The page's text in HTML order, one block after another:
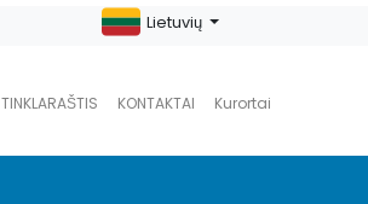
TINKLARAŠTIS KONTAKTAI Kurortai
Lietuvių